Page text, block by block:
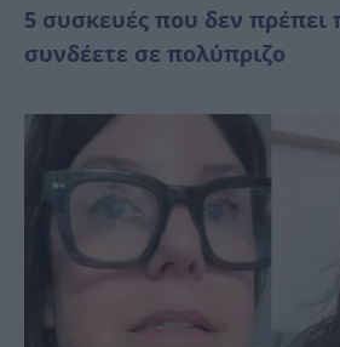
5 συσκευές που δεν πρέπει
συνδέετε σε πολύπριζο